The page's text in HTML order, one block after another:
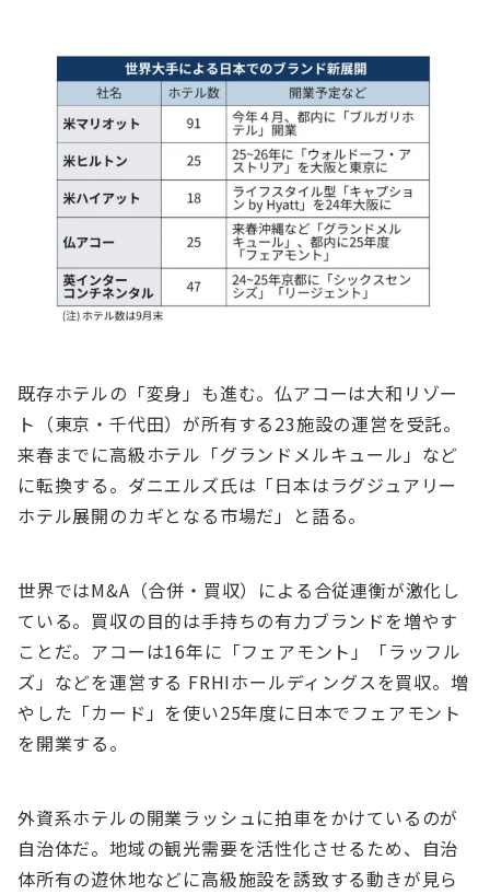
既存ホテルの「変⾝」も進む。仏アコーは⼤和リゾー
ト（東京・千代⽥）が所有する23施設の運営を受託。
来春までに⾼級ホテル「グランドメルキュール」など
に転換する。ダニエルズ⽒は「⽇本はラグジュアリー
ホテル展開のカギとなる市場だ」と語る。
世界ではM&A（合併・買収）による合従連衡が激化し
ている。買収の⽬的は⼿持ちの有⼒ブランドを増やす
ことだ。アコーは16年に「フェアモント」「ラッフル
ズ」などを運営する FRHIホールディングスを買収。増
やした「カード」を使い25年度に⽇本でフェアモント
を開業する。
外資系ホテルの開業ラッシュに拍⾞をかけているのが
⾃治体だ。地域の観光需要を活性化させるため、⾃治
体所有の遊休地などに⾼級施設を誘致する動きが⾒ら